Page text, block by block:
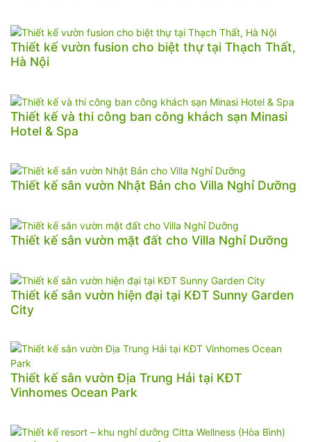
Thiết kế vườn fusion cho biệt thự tại Thạch Thất,
Hà Nội
Thiết kế và thi công ban công khách sạn Minasi
Hotel & Spa
Thiết kế sân vườn Nhật Bản cho Villa Nghỉ Dưỡng
Thiết kế sân vườn mặt đất cho Villa Nghỉ Dưỡng
Thiết kế sân vườn hiện đại tại KĐT Sunny Garden
City
Thiết kế sân vườn Địa Trung Hải tại KĐT
Vinhomes Ocean Park